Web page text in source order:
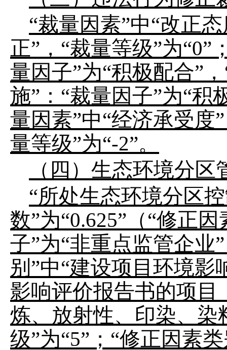
“裁量因素”中“改正
正”，“裁量等级”为“0”
量因子”为“积极配合”
施”：“裁量因子”为“积
量因素”中“经济承受度
量等级”为“-2”。
（四）生态环境分
“所处生态环境分区
数”为“0.625”（“修正
子”为“非重点监管企业
别”中“建设项目环境影
影响评价报告书的项
炼、放射性、印染、染
级”为“5”；“修正因素